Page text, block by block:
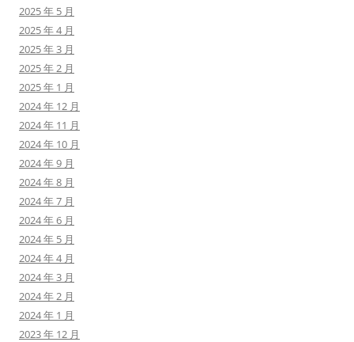
2025 年 5 月
2025 年 4 月
2025 年 3 月
2025 年 2 月
2025 年 1 月
2024 年 12 月
2024 年 11 月
2024 年 10 月
2024 年 9 月
2024 年 8 月
2024 年 7 月
2024 年 6 月
2024 年 5 月
2024 年 4 月
2024 年 3 月
2024 年 2 月
2024 年 1 月
2023 年 12 月